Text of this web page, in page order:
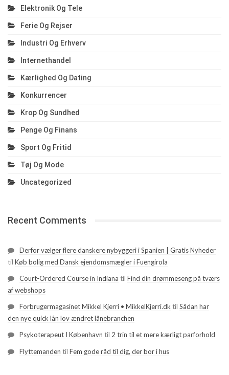
Elektronik Og Tele
Ferie Og Rejser
Industri Og Erhverv
Internethandel
Kærlighed Og Dating
Konkurrencer
Krop Og Sundhed
Penge Og Finans
Sport Og Fritid
Tøj Og Mode
Uncategorized
Recent Comments
Derfor vælger flere danskere nybyggeri i Spanien | Gratis Nyheder
til Køb bolig med Dansk ejendomsmægler i Fuengirola
Court-Ordered Course in Indiana til Find din drømmeseng på tværs
af webshops
Forbrugermagasinet Mikkel Kjerri • MikkelKjerri.dk til Sådan har
den nye quick lån lov ændret lånebranchen
Psykoterapeut I København til 2 trin til et mere kærligt parforhold
Flyttemanden til Fem gode råd til dig, der bor i hus